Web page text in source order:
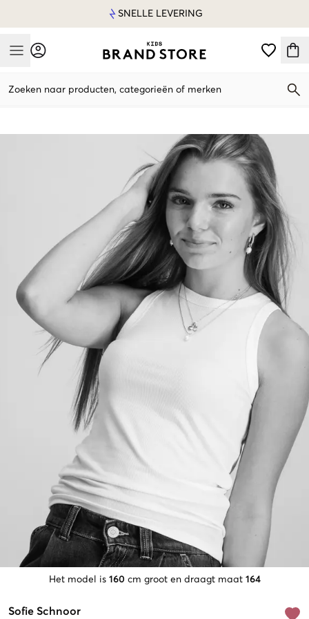
SNELLE LEVERING
Mobile Menu
Zoeken naar producten, categorieën of merken
Het model is 160 cm groot en draagt maat 164
Sofie Schnoor